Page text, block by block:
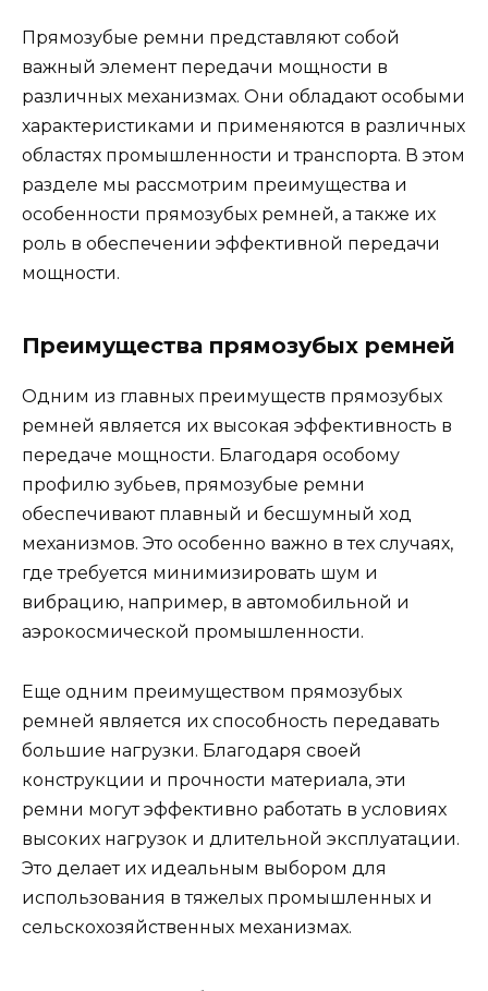
Прямозубые ремни представляют собой
важный элемент передачи мощности в
различных механизмах. Они обладают особыми
характеристиками и применяются в различных
областях промышленности и транспорта. В этом
разделе мы рассмотрим преимущества и
особенности прямозубых ремней, а также их
роль в обеспечении эффективной передачи
мощности.
Преимущества прямозубых ремней
Одним из главных преимуществ прямозубых
ремней является их высокая эффективность в
передаче мощности. Благодаря особому
профилю зубьев, прямозубые ремни
обеспечивают плавный и бесшумный ход
механизмов. Это особенно важно в тех случаях,
где требуется минимизировать шум и
вибрацию, например, в автомобильной и
аэрокосмической промышленности.
Еще одним преимуществом прямозубых
ремней является их способность передавать
большие нагрузки. Благодаря своей
конструкции и прочности материала, эти
ремни могут эффективно работать в условиях
высоких нагрузок и длительной эксплуатации.
Это делает их идеальным выбором для
использования в тяжелых промышленных и
сельскохозяйственных механизмах.